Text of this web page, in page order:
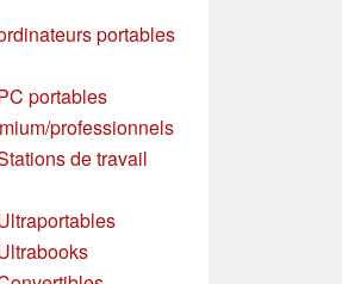
portables
portables
professionnels
de travail